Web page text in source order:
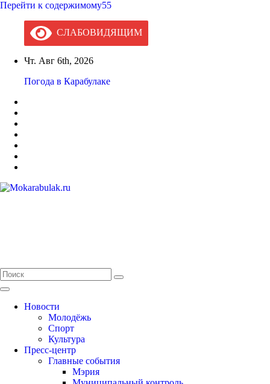
Перейти к содержимому55
СЛАБОВИДЯЩИМ
Чт. Авг 6th, 2026
Погода в Карабулаке
Новости
Молодёжь
Спорт
Культура
Пресс-центр
Главные события
Мэрия